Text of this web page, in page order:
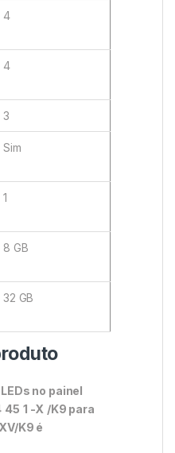
4
4
3
Sim
1
8 GB
32 GB
no painel
45 1 -X /K9 para
K9 é